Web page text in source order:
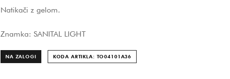
Natikači z gelom.
Znamka: SANITAL LIGHT
NA ZALOGI KODA ARTIKLA: TO04101A36